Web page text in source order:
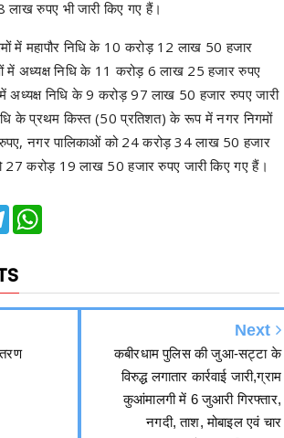
अध्यक्ष निधि के 11 करोड़ 6 लाख 25 हजार रुपए
अध्यक्ष निधि के 9 करोड़ 97 लाख 50 हजार रुपए जारी
के प्रथम किस्त (50 प्रतिशत) के रूप में नगर निगमों
नगर पालिकाओं को 24 करोड़ 34 लाख 50 हजार
27 करोड़ 19 लाख 50 हजार रुपए जारी किए गए हैं।
TelegramWhatsApp
विरुद्ध लगातार कार्रवाई जारी,ग्राम
कुआंमालगी में 6 जुआरी गिरफ्तार,
नगदी, ताश, मोबाइल एवं चार
मोटरसाइकिल जब्त